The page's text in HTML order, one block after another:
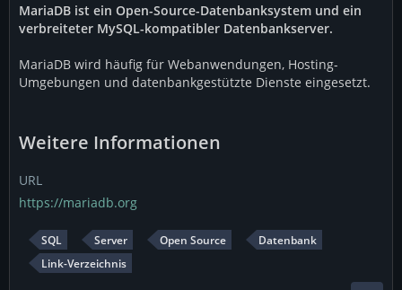
MariaDB ist ein Open-Source-Datenbanksystem und ein
verbreiteter MySQL-kompatibler Datenbankserver.
MariaDB wird häufig für Webanwendungen, Hosting-
Umgebungen und datenbankgestützte Dienste eingesetzt.
Weitere Informationen
URL
https://mariadb.org
SQL Server Open Source
Datenbank
Link-Verzeichnis